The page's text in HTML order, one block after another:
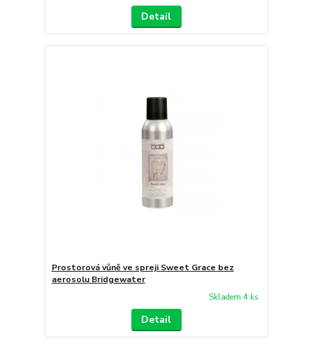
Detail
Prostorová vůně ve spreji Sweet Grace bez
aerosolu Bridgewater
Skladem 4 ks
Detail